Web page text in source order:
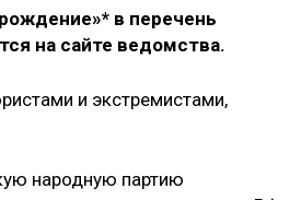
в перечень
на сайте ведомства.
и экстремистами,
народную партию